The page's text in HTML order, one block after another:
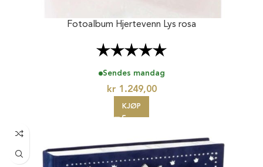
Fotoalbum Hjertevenn Lys rosa
Karakter:
Sendes mandag
kr 1.249,00
KJØP